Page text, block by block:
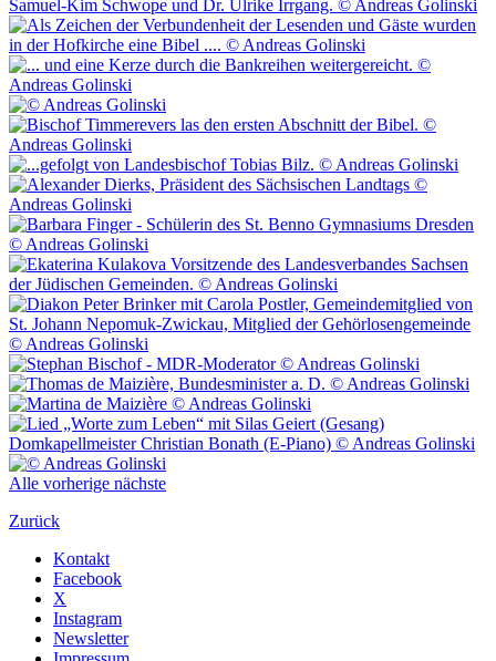
Alle vorherige nächste
Zurück
Kontakt
Facebook
X
Instagram
Newsletter